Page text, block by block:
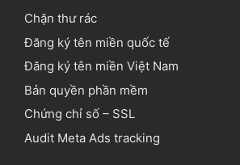
Chặn thư rác
Đăng ký tên miền quốc tế
Đăng ký tên miền Việt Nam
Bản quyền phần mềm
Chứng chỉ số – SSL
Audit Meta Ads tracking